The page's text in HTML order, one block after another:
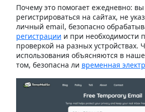
Почему это помогает ежедневно:
регистрироваться на сайтах, не
личный email, безопасно
регистрации и при необходимости
проверкой на разных устройствах.
использования объясняются в
том, безопасна ли временная